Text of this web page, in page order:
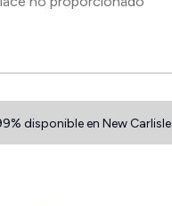
disponible en New Carlisle